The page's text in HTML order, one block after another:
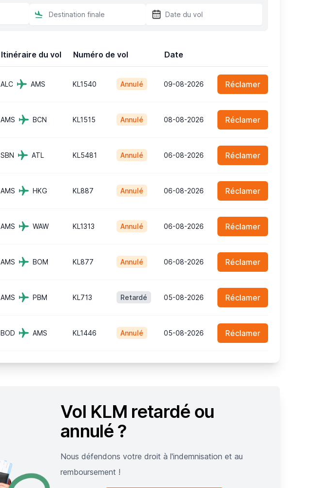
Itinéraire du vol Numéro de vol Date
ALC AMS KL1540 Annulé 09-08-2026 Réclamer
AMS BCN KL1515 Annulé 08-08-2026 Réclamer
SBN ATL KL5481 Annulé 06-08-2026 Réclamer
AMS HKG KL887 Annulé 06-08-2026 Réclamer
AMS WAW KL1313 Annulé 06-08-2026 Réclamer
AMS BOM KL877 Annulé 06-08-2026 Réclamer
AMS PBM KL713 Retardé 05-08-2026 Réclamer
BOD AMS KL1446 Annulé 05-08-2026 Réclamer
Vol KLM retardé ou
annulé ?
Nous défendons votre droit à l'indemnisation et au
remboursement !